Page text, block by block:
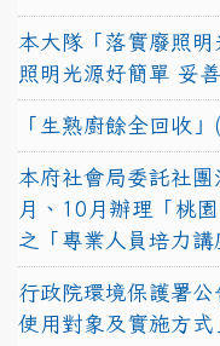
本大隊「落實廢照
照明光源好簡單 妥
「生熟廚餘全回收
本府社會局委託社
月、10月辦理「桃
之「專業人員培力講
行政院環境保護署公
使用對象及實施方